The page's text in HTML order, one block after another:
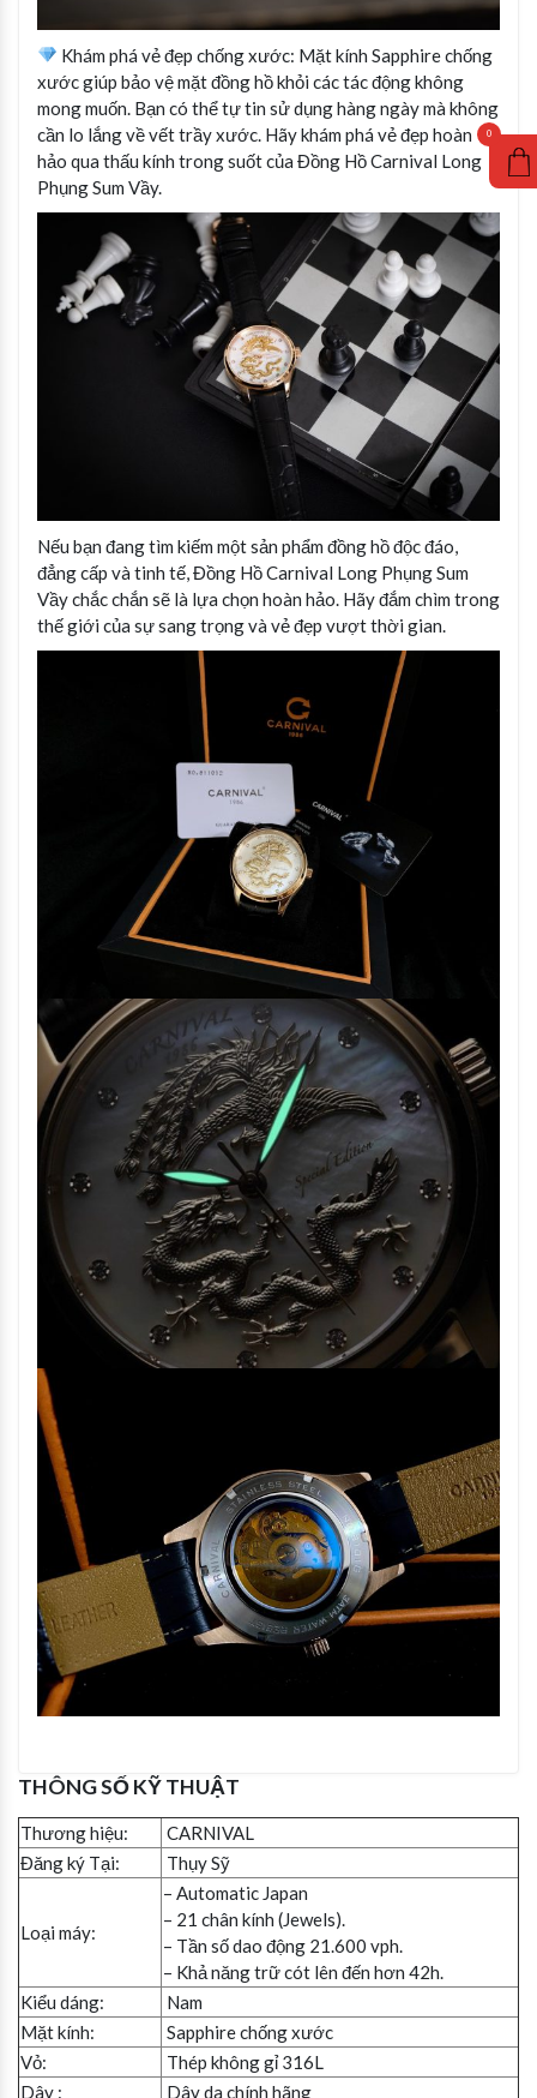
Khám phá vẻ đẹp chống xước: Mặt kính Sapphire chống
xước giúp bảo vệ mặt đồng hồ khỏi các tác động không
mong muốn. Bạn có thể tự tin sử dụng hàng ngày mà không
cần lo lắng về vết trầy xước. Hãy khám phá vẻ đẹp hoàn
hảo qua thấu kính trong suốt của Đồng Hồ Carnival Long
Phụng Sum Vầy.
Nếu bạn đang tìm kiếm một sản phẩm đồng hồ độc đáo,
đẳng cấp và tinh tế, Đồng Hồ Carnival Long Phụng Sum
Vầy chắc chắn sẽ là lựa chọn hoàn hảo. Hãy đắm chìm trong
thế giới của sự sang trọng và vẻ đẹp vượt thời gian.
THÔNG SỐ KỸ THUẬT
Thương hiệu:
CARNIVAL
Đăng ký Tại:
Thụy Sỹ
Loại máy:
– Automatic Japan
– 21 chân kính (Jewels).
– Tần số dao động 21.600 vph.
– Khả năng trữ cót lên đến hơn 42h.
Kiểu dáng:
Nam
Mặt kính:
Sapphire chống xước
Vỏ:
Thép không gỉ 316L
Dây :
Dây da chính hãng